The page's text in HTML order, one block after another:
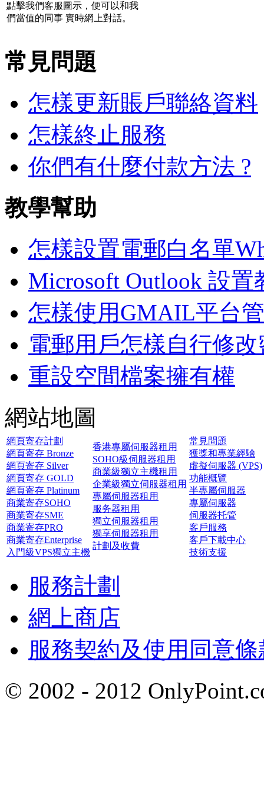
點擊我們客服圖示，便可以和我
們當值的同事 實時網上對話。
常見問題
怎樣更新賬戶聯絡資料
怎樣終止服務
你們有什麼付款方法 ?
教學幫助
怎樣設置電郵白名單
Microsoft Outlook 設置
怎樣使用GMAIL平台
電郵用戶怎樣自行修改
重設空間檔案擁有權
網站地圖
網頁寄存計劃
網頁寄存 Bronze
網頁寄存 Silver
網頁寄存 GOLD
網頁寄存 Platinum
商業寄存SOHO
商業寄存SME
商業寄存PRO
商業寄存Enterprise
入門級VPS獨立主機
香港專屬伺服器租用
SOHO級伺服器租用
商業級獨立主機租用
企業級獨立伺服器租用
專屬伺服器租用
服务器租用
獨立伺服器租用
獨享伺服器租用
計劃及收費
常見問題
獲獎和專業經驗
虛擬伺服器 (VPS)
功能概覽
半專屬伺服器
專屬伺服器
伺服器托管
客戶服務
客戶下載中心
技術支援
服務計劃
網上商店
服務契約及使用同意條
© 2002 - 2012